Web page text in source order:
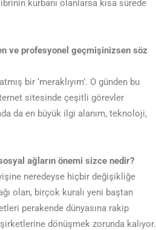
kurbanı olanlarsa kısa sürede
ve profesyonel geçmişinizsen söz
bir ‘meraklıyım’. O günden bu
sitesinde çeşitli görevler
da en büyük ilgi alanım, teknoloji,
ağların önemi sizce nedir?
neredeyse hiçbir değişikliğe
olan, birçok kuralı yeni baştan
perakende dünyasına rakip
dönüşmek zorunda kalıyor.